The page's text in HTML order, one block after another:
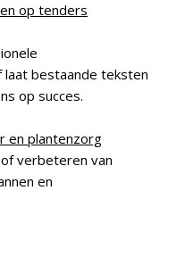
op tenders
bestaande teksten
op succes.
en plantenzorg
verbeteren van
en